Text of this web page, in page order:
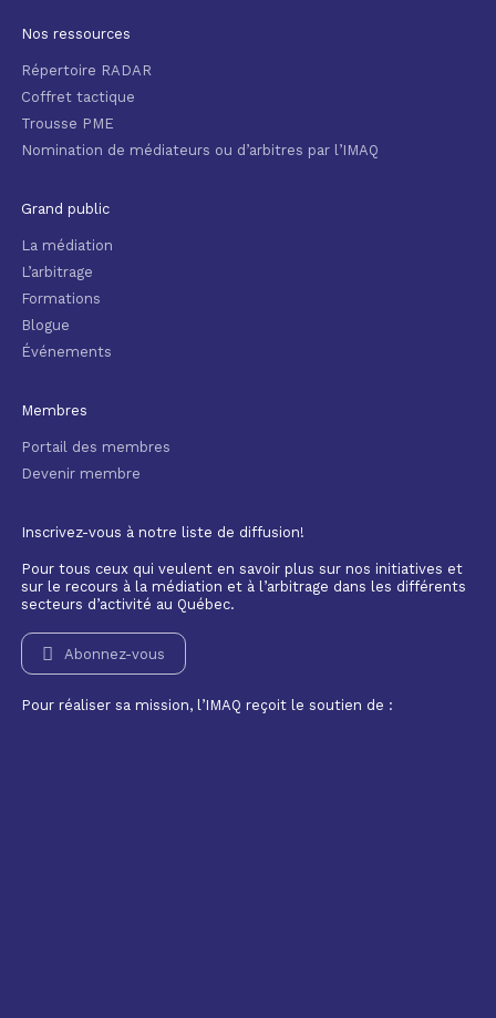
Nos ressources
Répertoire RADAR
Coffret tactique
Trousse PME
Nomination de médiateurs ou d’arbitres par l’IMAQ
Grand public
La médiation
L’arbitrage
Formations
Blogue
Événements
Membres
Portail des membres
Devenir membre
Inscrivez-vous à notre liste de diffusion!
Pour tous ceux qui veulent en savoir plus sur nos initiatives et
sur le recours à la médiation et à l’arbitrage dans les différents
secteurs d’activité au Québec.
Abonnez-vous
Pour réaliser sa mission, l’IMAQ reçoit le soutien de :